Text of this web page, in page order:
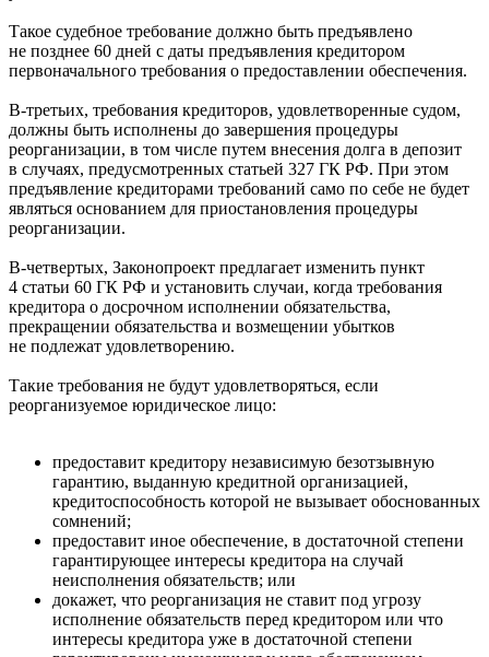
Такое судебное требование должно быть предъявлено
не позднее 60 дней с даты предъявления кредитором
первоначального требования о предоставлении обеспечения.
В-третьих, требования кредиторов, удовлетворенные судом,
должны быть исполнены до завершения процедуры
реорганизации, в том числе путем внесения долга в депозит
в случаях, предусмотренных статьей 327 ГК РФ. При этом
предъявление кредиторами требований само по себе не будет
являться основанием для приостановления процедуры
реорганизации.
В-четвертых, Законопроект предлагает изменить пункт
4 статьи 60 ГК РФ и установить случаи, когда требования
кредитора о досрочном исполнении обязательства,
прекращении обязательства и возмещении убытков
не подлежат удовлетворению.
Такие требования не будут удовлетворяться, если
реорганизуемое юридическое лицо:
предоставит кредитору независимую безотзывную
гарантию, выданную кредитной организацией,
кредитоспособность которой не вызывает обоснованных
сомнений;
предоставит иное обеспечение, в достаточной степени
гарантирующее интересы кредитора на случай
неисполнения обязательств; или
докажет, что реорганизация не ставит под угрозу
исполнение обязательств перед кредитором или что
интересы кредитора уже в достаточной степени